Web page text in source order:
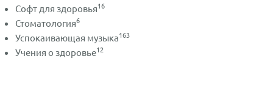
Софт для здоровья16
Стоматология6
Успокаивающая музыка163
Учения о здоровье12